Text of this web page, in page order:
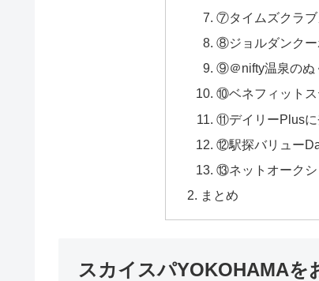
⑦タイムズクラブ
⑧ジョルダンクー
⑨＠nifty温泉のぬ
⑩ベネフィットス
⑪デイリーPlusに
⑫駅探バリュー
⑬ネットオークシ
まとめ
スカイスパYOKOHAMAを